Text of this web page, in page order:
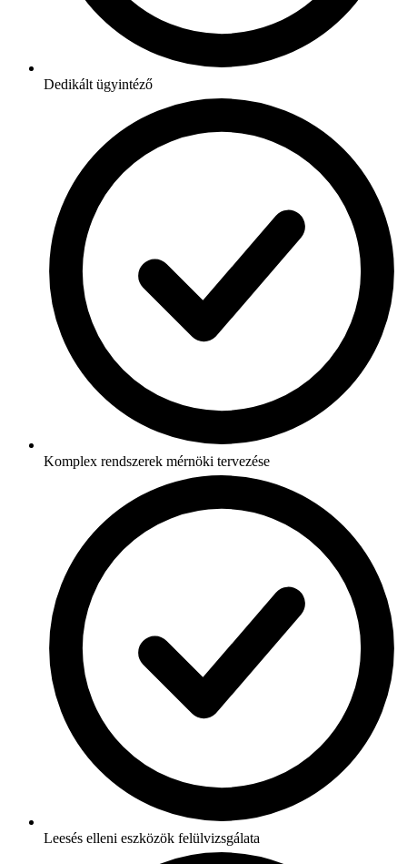
Dedikált ügyintéző
Komplex rendszerek mérnöki tervezése
Leesés elleni eszközök felülvizsgálata